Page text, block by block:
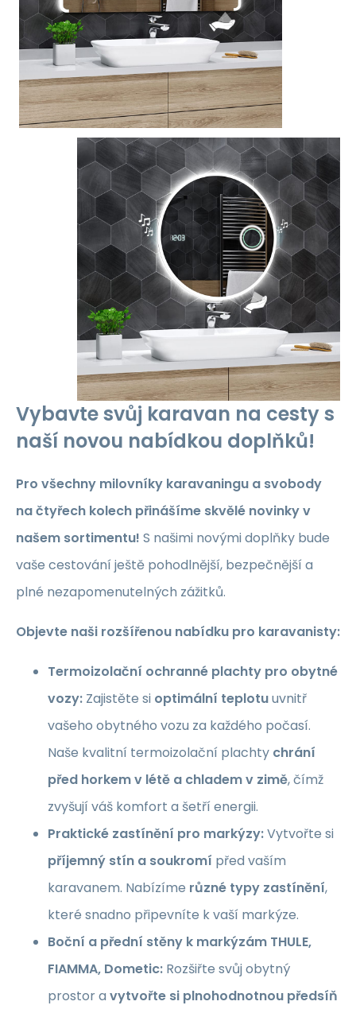
Vybavte svůj karavan na cesty s
naší novou nabídkou doplňků!
Pro všechny milovníky karavaningu a svobody
na čtyřech kolech přinášíme skvělé novinky v
našem sortimentu! S našimi novými doplňky bude
vaše cestování ještě pohodlnější, bezpečnější a
plné nezapomenutelných zážitků.
Objevte naši rozšířenou nabídku pro karavanisty:
Termoizolační ochranné plachty pro obytné
vozy: Zajistěte si optimální teplotuuvnitř
vašeho obytného vozu za každého počasí.
Naše kvalitní termoizolační plachty chrání
před horkem v létě a chladem v zimě, čímž
zvyšují váš komfort a šetří energii.
Praktické zastínění pro markýzy:Vytvořte si
příjemný stín a soukromí před vaším
karavanem. Nabízíme různé typy zastínění,
které snadno připevníte k vaší markýze.
Boční a přední stěny k markýzám THULE,
FIAMMA, Dometic: Rozšiřte svůj obytný
prostor a vytvořte si plnohodnotnou předsíň